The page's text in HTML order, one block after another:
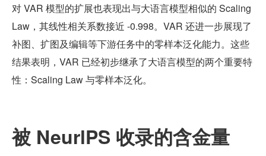
对 VAR 模型的扩展也表现出与大语言模型相似的 Scaling
Law，其线性相关系数接近 -0.998。VAR 还进一步展现了
补图、扩图及编辑等下游任务中的零样本泛化能力。这些
结果表明，VAR 已经初步继承了大语言模型的两个重要特
性：Scaling Law 与零样本泛化。
被 NeurlPS 收录的含金量